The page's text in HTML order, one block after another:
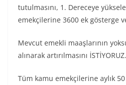
tutulmasını, 1. Dereceye
emekçilerine 3600 ek gösterge
Mevcut emekli maaşlarının
alınarak artırılmasını İSTİYORUZ.
Tüm kamu emekçilerine aylık